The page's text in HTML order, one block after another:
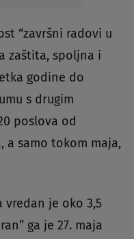
“završni radovi u
zaštita, spoljna i
godine do
s drugim
poslova od
a samo tokom maja,
vredan je oko 3,5
ga je 27. maja